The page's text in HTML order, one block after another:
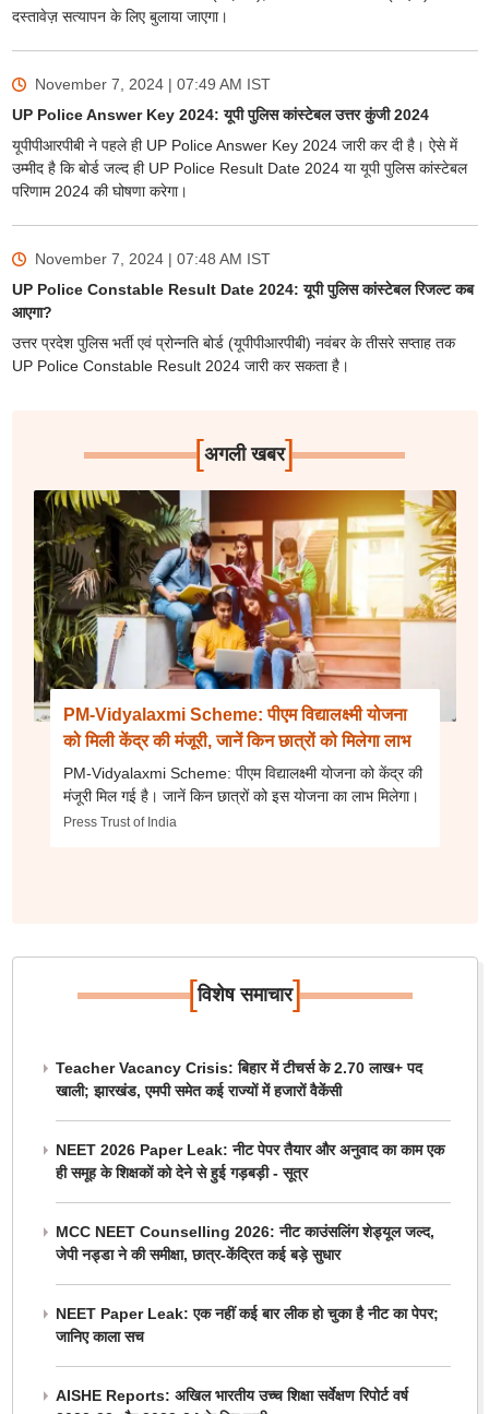
दस्तावेज़ सत्यापन के लिए बुलाया जाएगा।
November 7, 2024 | 07:49 AM IST
UP Police Answer Key 2024: यूपी पुलिस कांस्टेबल उत्तर कुंजी 2024
यूपीपीआरपीबी ने पहले ही UP Police Answer Key 2024 जारी कर दी है। ऐसे में
उम्मीद है कि बोर्ड जल्द ही UP Police Result Date 2024 या यूपी पुलिस कांस्टेबल
परिणाम 2024 की घोषणा करेगा।
November 7, 2024 | 07:48 AM IST
UP Police Constable Result Date 2024: यूपी पुलिस कांस्टेबल रिजल्ट कब
आएगा?
उत्तर प्रदेश पुलिस भर्ती एवं प्रोन्नति बोर्ड (यूपीपीआरपीबी) नवंबर के तीसरे सप्ताह तक
UP Police Constable Result 2024 जारी कर सकता है।
[अगली खबर]
PM-Vidyalaxmi Scheme: पीएम विद्यालक्ष्मी योजना
को मिली केंद्र की मंजूरी, जानें किन छात्रों को मिलेगा लाभ
PM-Vidyalaxmi Scheme: पीएम विद्यालक्ष्मी योजना को केंद्र की
मंजूरी मिल गई है। जानें किन छात्रों को इस योजना का लाभ मिलेगा।
Press Trust of India
[विशेष समाचार]
Teacher Vacancy Crisis: बिहार में टीचर्स के 2.70 लाख+ पद
खाली; झारखंड, एमपी समेत कई राज्यों में हजारों वैकेंसी
NEET 2026 Paper Leak: नीट पेपर तैयार और अनुवाद का काम एक
ही समूह के शिक्षकों को देने से हुई गड़बड़ी - सूत्र
MCC NEET Counselling 2026: नीट काउंसलिंग शेड्यूल जल्द,
जेपी नड्डा ने की समीक्षा, छात्र-केंद्रित कई बड़े सुधार
NEET Paper Leak: एक नहीं कई बार लीक हो चुका है नीट का पेपर;
जानिए काला सच
AISHE Reports: अखिल भारतीय उच्च शिक्षा सर्वेक्षण रिपोर्ट वर्ष